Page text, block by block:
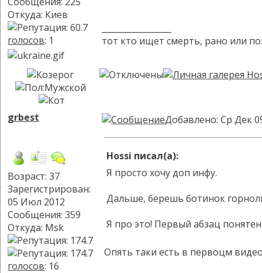
Откуда: Киев
голосов: 1
тот кто ищет смерть, рано или
grbest
Возраст: 37
Зарегистрирован:
05 Июл 2012
Сообщения: 359
Откуда: Msk
голосов: 16
Добавлено: Ср Дек
Hossi писал(а):
Я просто хочу доп инфу.
Дальше, берешь ботинок
Я про это! Первый абзац
Опять таки есть в первоцм